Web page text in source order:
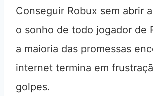
Conseguir Robux sem abrir
o sonho de todo jogador de
a maioria das promessas
internet termina em
golpes.